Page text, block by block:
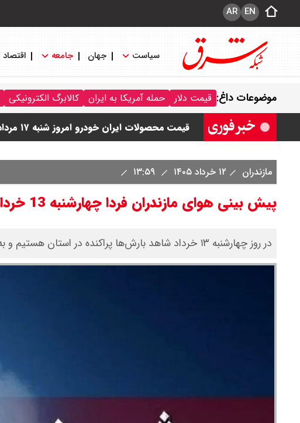
EN
AR
سیاست جهان جامعه اقتصاد
موضوعات داغ: قیمت دلار حمله آمریکا به ایران کالابرگ الکترونیکی
قیمت خودرو امروز شنبه ۱۷ مرداد ۱۴۰۵/ کاهش ۱۰۵ میلیون تومانی قیمت کوییک
قیمت محصولات سایپا امروز شنبه ۱۷ مرداد ۱۴۰۵ / قیمت اطلس چند؟ + جدول
قیمت محصولات ایران خودرو امروز شنبه ۱۷ مرداد ۱۴۰۵ / قیمت دنا چند ؟ + جدول
شاخص بورس امروز شنبه ۱۷ مرداد ۱۴۰۵ / شاخص افزایشی شد + تحلیل
مازندران ۱۲ خرداد ۱۴۰۵
پیش بینی هوای مازندران فردا چهارشنبه 13 خرداد/ هوا از سه‌شنبه ناپایدار می‌شود
در روز چهارشنبه ۱۳ خرداد شاهد بارش‌ها پراکنده در استان هستیم و به‌تدریج از ناپایداری هوا کاسته می‌شود.